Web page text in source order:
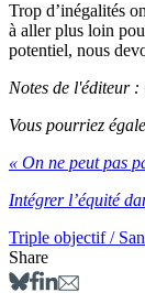
Trop d’inégalités
à aller plus loin
potentiel, nous
Notes de l'éditeur :
Vous pourriez
« On ne peut pas
Intégrer l’équité
Triple objectif /
Share